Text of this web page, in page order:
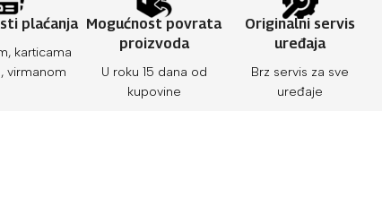
plaćanja
karticama
virmanom
Mogućnost povrata
proizvoda
U roku 15 dana od
kupovine
Originalni servis
uređaja
Brz servis za sve
uređaje